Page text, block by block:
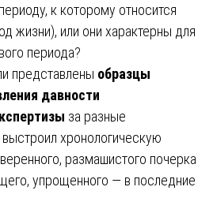
к которому относится
жизни), или они характерны для
периода?
представлены образцы
давности
за разные
хронологическую
размашистого почерка
упрощенного — в последние